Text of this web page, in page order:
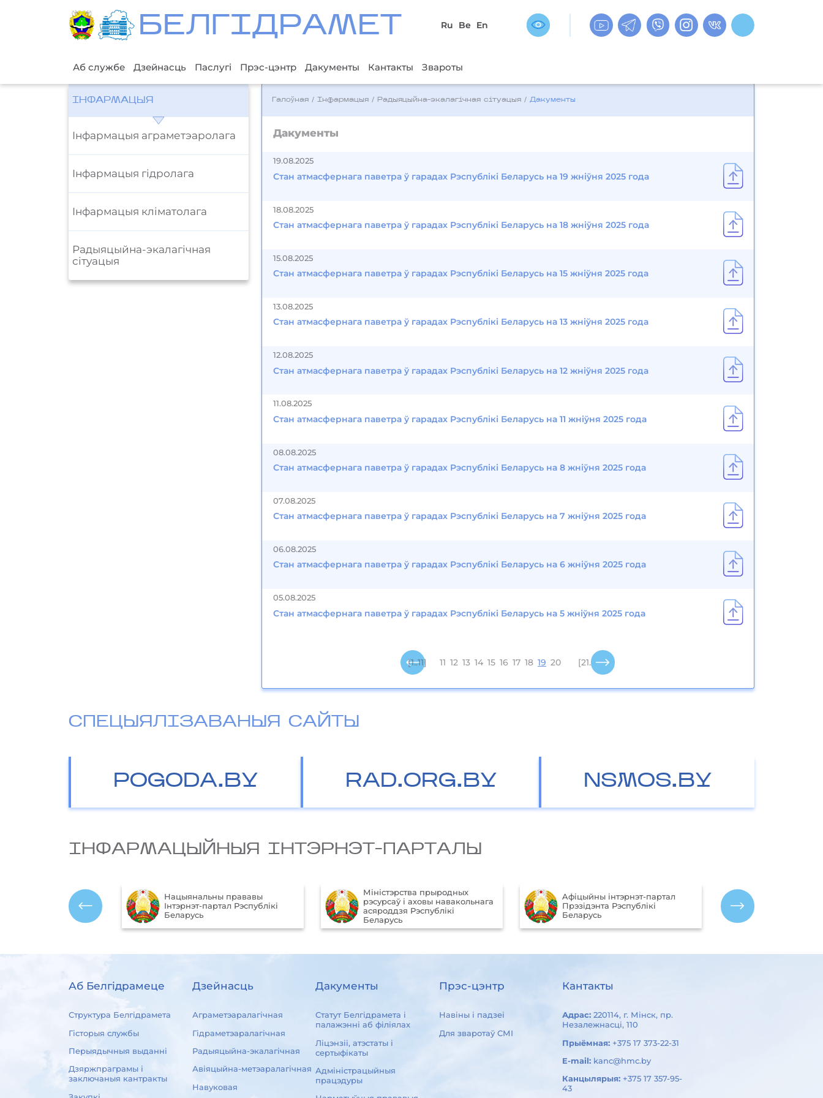
БЕЛГIДРAМЕТ Ru Be En
Аб службе Дзейнасць Паслугі Прэс-цэнтр Дакументы Кантакты Звароты
ІНФАРМАЦЫЯ
Iнфармацыя аграметэаролага
Iнфармацыя гідролага
Iнфармацыя кліматолага
Радыяцыйна-экалагічная
сітуацыя
Галоўная /Інфармацыя / Радыяцыйна-экалагічная сітуацыя /Дакументы
Дакументы
19.08.2025
Стан атмасфернага паветра ў гарадах Рэспублікі Беларусь на 19 жніўня 2025 года
18.08.2025
Стан атмасфернага паветра ў гарадах Рэспублікі Беларусь на 18 жніўня 2025 года
15.08.2025
Стан атмасфернага паветра ў гарадах Рэспублікі Беларусь на 15 жніўня 2025 года
13.08.2025
Стан атмасфернага паветра ў гарадах Рэспублікі Беларусь на 13 жніўня 2025 года
12.08.2025
Стан атмасфернага паветра ў гарадах Рэспублікі Беларусь на 12 жніўня 2025 года
11.08.2025
Стан атмасфернага паветра ў гарадах Рэспублікі Беларусь на 11 жніўня 2025 года
08.08.2025
Стан атмасфернага паветра ў гарадах Рэспублікі Беларусь на 8 жніўня 2025 года
07.08.2025
Стан атмасфернага паветра ў гарадах Рэспублікі Беларусь на 7 жніўня 2025 года
06.08.2025
Стан атмасфернага паветра ў гарадах Рэспублікі Беларусь на 6 жніўня 2025 года
05.08.2025
Стан атмасфернага паветра ў гарадах Рэспублікі Беларусь на 5 жніўня 2025 года
[1..11] 11 12 13 14 15 16 17 18 19 20 [21..31]
СПЕЦЫЯЛІЗАВАНЫЯ САЙТЫ
POGODA.BY RAD.ORG.BY NSMOS.BY
IНФАРМАЦЫЙНЫЯ IНТЭРНЭТ-ПАРТАЛЫ
Беларусь
Нацыянальны прававы
Інтэрнэт-партал Рэспублікі
Беларусь
Міністэрства прыродных
рэсурсаў і аховы навакольнага
асяроддзя Рэспублікі
Беларусь
Aфiцыйны iнтэрнэт-партал
Прэзiдэнта Рэспублiкi
Беларусь
Аб Белгідрамеце
Структура Белгідрамета
Гісторыя службы
Перыядычныя выданні
Дзяржпраграмы і
заключаныя кантракты
Дзейнасць
Аграметэаралагічная
Гідраметэаралагічная
Радыяцыйна-экалагічная
Авіяцыйна-метэаралагічная
Навуковая
Дакументы
Статут Белгідрамета і
палажэнні аб філіялах
Ліцэнзіі, атэстаты і
сертыфікаты
Адміністрацыйныя
працэдуры
Прэс-цэнтр
Навіны і падзеі
Для зваротаў СМІ
Кантакты
Адрас: 220114, г. Мінск, пр.
Незалежнасці, 110
Прыёмная: +375 17 373-22-31
E-mail: kanc@hmc.by
Канцылярыя: +375 17 357-95-
43